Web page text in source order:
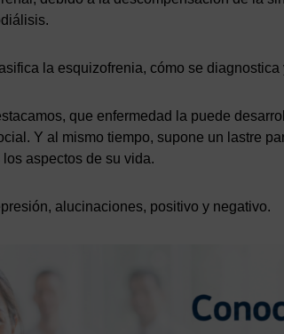
la esquizofrenia, cómo se diagnostica
que enfermedad la puede
Y al mismo tiempo, supone un lastre
aspectos de su vida.
alucinaciones, positivo y negativo.